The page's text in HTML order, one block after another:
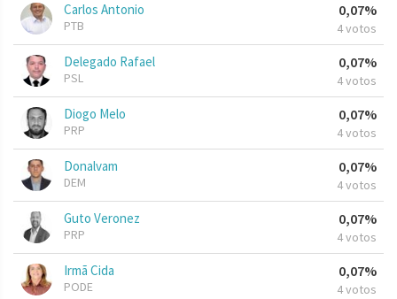
Carlos Antonio
PTB
0,07%
4 votos
Delegado Rafael
PSL
0,07%
4 votos
Diogo Melo
PRP
0,07%
4 votos
Donalvam
DEM
0,07%
4 votos
Guto Veronez
PRP
0,07%
4 votos
Irmã Cida
PODE
0,07%
4 votos